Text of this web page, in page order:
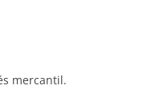
mercantil.